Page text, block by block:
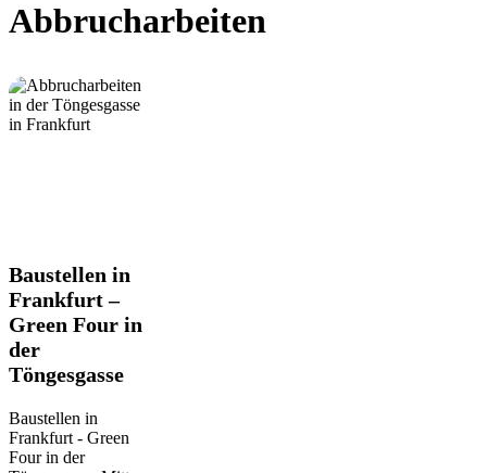
Abbrucharbeiten
Baustellen
in
Frankfurt
–
Green
Four
in
Töngesgasse
Baustellen in
Frankfurt –
Green Four in
der
Töngesgasse
Baustellen in
Frankfurt - Green
Four in der